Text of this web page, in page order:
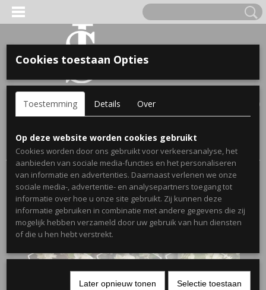
Inloggen Registreren
(0)
Home >Webshop>Stickers>Geboortestickers>
Geboortesticker Rompertjes met namen
VOOR KINDEREN
OPA & OMA.
NAAM EN GEBOORTEJAAR
Cookies toestaan Opties
Toestemming Details Over
Op deze website worden cookies gebruikt
Cookies worden door ons gebruikt voor verkeersanalyse, het
aanbieden van sociale media-functies en het personaliseren
van informatie en advertenties. Daarnaast verlenen we onze
sociale media-, advertentie- en analysepartners toegang tot
informatie over hoe u onze site gebruikt. Zij kunnen deze
informatie gebruiken in combinatie met andere gegevens die zij
mogelijk hebben verzameld door uw gebruik van hun diensten
of die u hen hebt verstrekt.
Later opnieuw tonen Selectie toestaan